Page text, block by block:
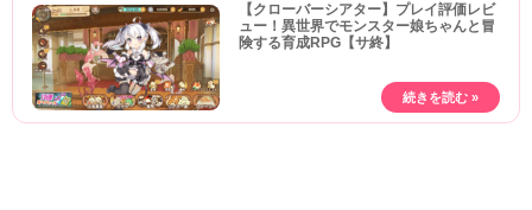
【クローバーシアター】プレイ評価レビ
ュー！異世界でモンスター娘ちゃんと冒
険する育成RPG【サ終】